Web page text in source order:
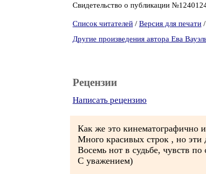
Свидетельство о публикации
Список читателей / Версия для печати /
Другие произведения автора Ева
Рецензии
Написать рецензию
Как же это кинематографично
Много красивых строк , но эти
Восемь нот в судьбе, чувств
С уважением)